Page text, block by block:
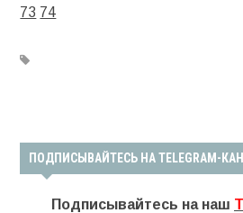
73 74
ПОДПИСЫВАЙТЕСЬ НА TELEGRAM-
Подписывайтесь на наш